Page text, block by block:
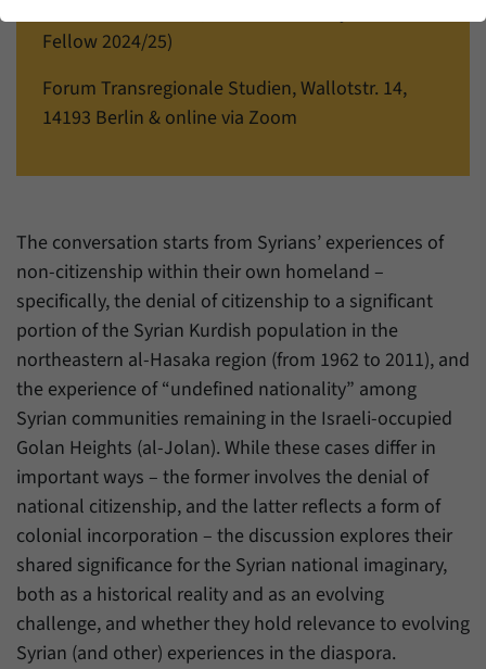
Fellow 2024/25)
Forum Transregionale Studien, Wallotstr. 14,
14193 Berlin & online via Zoom
The conversation starts from Syrians’ experiences of
non-citizenship within their own homeland –
specifically, the denial of citizenship to a significant
portion of the Syrian Kurdish population in the
northeastern al-Hasaka region (from 1962 to 2011), and
the experience of “undefined nationality” among
Syrian communities remaining in the Israeli-occupied
Golan Heights (al-Jolan). While these cases differ in
important ways – the former involves the denial of
national citizenship, and the latter reflects a form of
colonial incorporation – the discussion explores their
shared significance for the Syrian national imaginary,
both as a historical reality and as an evolving
challenge, and whether they hold relevance to evolving
Syrian (and other) experiences in the diaspora.
einwandfrei funktioniert.
Anbieter Forum Transregionale Studien e.V.
Zweck
Cookie-Einstellungen für diese Website zu
speichern.
Name SgCookieOptin.lastPreferences
Anbieter Forum Transregionale Studien e.V.
Laufzeit 1 Jahr
Zweck
Dieser Wert speichert Ihre Consent-
Einstellungen. Unter anderem eine zufällig
generierte ID, für die historische Speicherung
Ihrer vorgenommen Einstellungen, falls der
Webseiten-Betreiber dies eingestellt hat.
Statistiken
Inhalte unserer Internetseite erstellen. Die Statistiken verwalten
weitergegeben.
Name _pk_id
Anbieter Matomo
Laufzeit 13 Monate
Zweck
Mit diesem Cookie können wir Informationen
über Benutzer unserer Internetseite
speichern, zum Beispiel die Besucher-ID.
Name _pk_ref
Anbieter Matomo
Laufzeit 6 Monate
Cookie-Informationen anzeigen